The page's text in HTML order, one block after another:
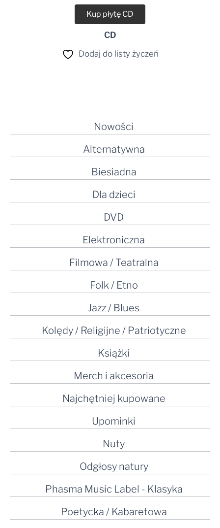
Nowości
Alternatywna
Biesiadna
Dla dzieci
DVD
Elektroniczna
Filmowa / Teatralna
Folk / Etno
Jazz / Blues
Kolędy / Religijne / Patriotyczne
Książki
Merch i akcesoria
Najchętniej kupowane
Upominki
Nuty
Odgłosy natury
Phasma Music Label - Klasyka
Poetycka / Kabaretowa
Kup płytę CD
CD
Dodaj do listy życzeń